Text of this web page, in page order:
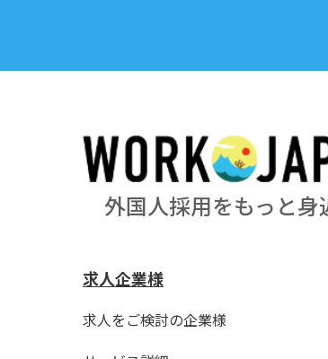
外国人採用をもっと身
求人企業様
求人をご検討の企業様